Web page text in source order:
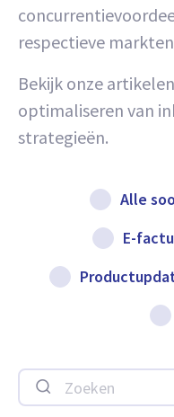
respectieve
Bekijk onze
optimaliseren van
strategieën.
Alle
E-
Zoeken